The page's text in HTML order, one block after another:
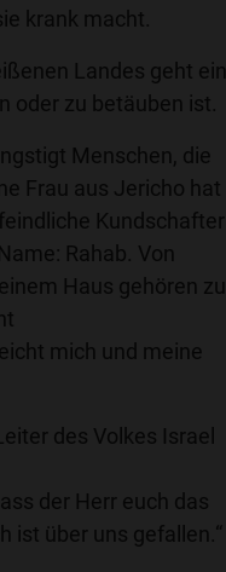
krank macht.
Landes geht ein
oder zu betäuben ist.
Menschen, die
Frau aus Jericho hat
Kundschafter
Rahab. Von
Haus gehören zu
mich und meine
des Volkes Israel
der Herr euch das
ist über uns gefallen.“